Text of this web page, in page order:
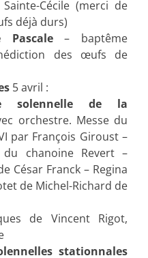
Cécile (merci de
déjà durs)
Pascale– baptême
des œufs de
5 avril :
solennelle de la
orchestre. Messe du
par François Giroust –
chanoine Revert –
César Franck – Regina
de Michel-Richard de
de Vincent Rigot,
stationnales